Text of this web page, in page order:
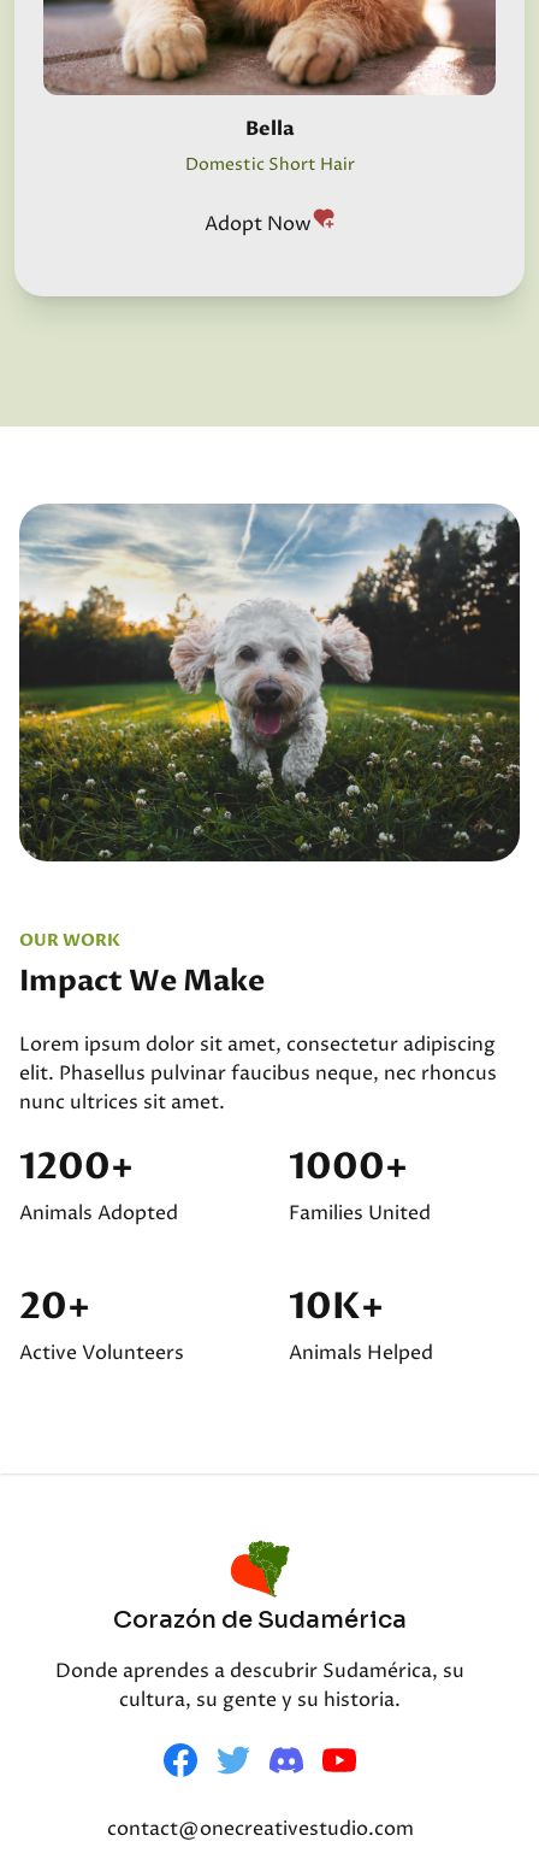
Bella
Domestic Short Hair
Adopt Now
OUR WORK
Impact We Make
Lorem ipsum dolor sit amet, consectetur adipiscing
elit. Phasellus pulvinar faucibus neque, nec rhoncus
nunc ultrices sit amet.
1200+
Animals Adopted
1000+
Families United
20+
Active Volunteers
10K+
Animals Helped
Corazón de Sudamérica
Donde aprendes a descubrir Sudamérica, su
cultura, su gente y su historia.
contact@onecreativestudio.com